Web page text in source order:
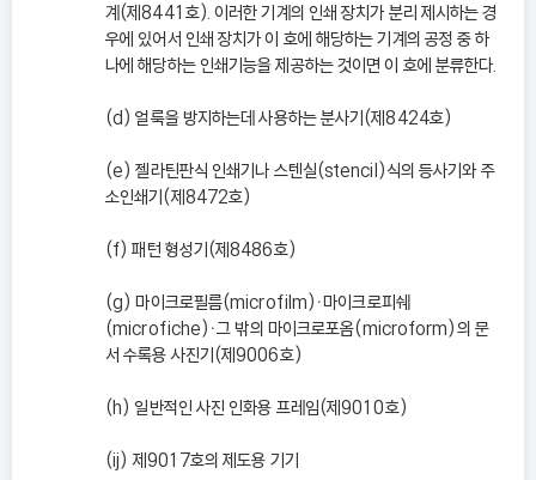
계(제8441호). 이러한 기계의 인쇄 장치가 분리 제시하는 경
우에 있어서 인쇄 장치가 이 호에 해당하는 기계의 공정 중 하
나에 해당하는 인쇄기능을 제공하는 것이면 이 호에 분류한다.
(d) 얼룩을 방지하는데 사용하는 분사기(제8424호)
(e) 젤라틴판식 인쇄기나 스텐실(stencil)식의 등사기와 주
소인쇄기(제8472호)
(f) 패턴 형성기(제8486호)
(g) 마이크로필름(microfilm)ㆍ마이크로피쉐
(microfiche)ㆍ그 밖의 마이크로포옴(microform)의 문
서 수록용 사진기(제9006호)
(h) 일반적인 사진 인화용 프레임(제9010호)
(ij) 제9017호의 제도용 기기